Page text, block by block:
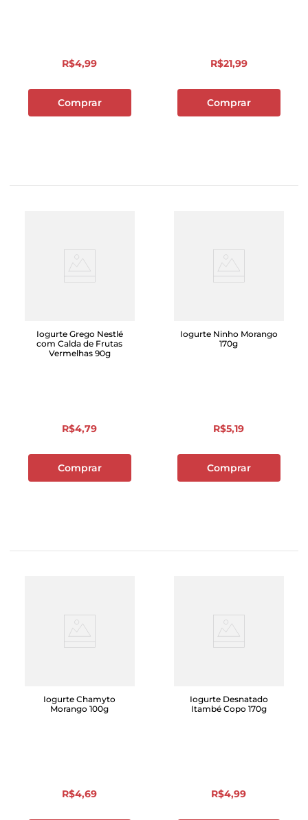
R$4,99
Comprar
R$21,99
Comprar
Iogurte Grego Nestlé
com Calda de Frutas
Vermelhas 90g
R$4,79
Comprar
Iogurte Ninho Morango
170g
R$5,19
Comprar
Iogurte Chamyto
Morango 100g
R$4,69
Iogurte Desnatado
Itambé Copo 170g
R$4,99